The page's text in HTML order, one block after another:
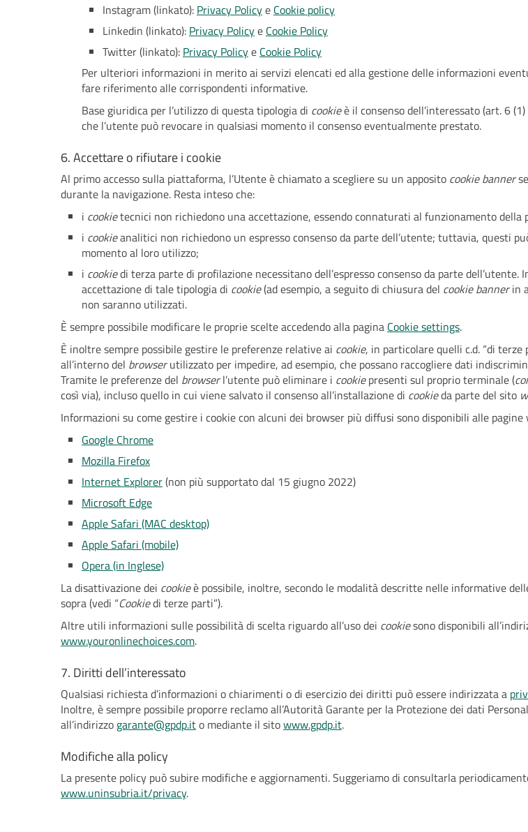
Instagram (linkato): Privacy Policye Cookie policy
Linkedin (linkato): Privacy Policye Cookie Policy
Twitter (linkato): Privacy Policye Cookie Policy
Per ulteriori informazioni in merito ai servizi elencati ed alla gestione delle informazioni
fare riferimento alle corrispondenti informative.
Base giuridica per l’utilizzo di questa tipologia di cookieè il consenso dell’interessato (art. 6
che l’utente può revocare in qualsiasi momento il consenso eventualmente prestato.
6. Accettare o rifiutare i cookie
Al primo accesso sulla piattaforma, l’Utente è chiamato a scegliere su un apposito cookie banner
durante la navigazione. Resta inteso che:
i cookietecnici non richiedono una accettazione, essendo connaturati al funzionamento della
i cookieanalitici non richiedono un espresso consenso da parte dell’utente; tuttavia, questi
momento al loro utilizzo;
i cookiedi terza parte di profilazione necessitano dell’espresso consenso da parte dell’utente.
accettazione di tale tipologia di cookie(ad esempio, a seguito di chiusura del cookie bannerin
non saranno utilizzati.
È sempre possibile modificare le proprie scelte accedendo alla pagina Cookie settings.
È inoltre sempre possibile gestire le preferenze relative ai cookie, in particolare quelli c.d. “di
all’interno del browserutilizzato per impedire, ad esempio, che possano raccogliere dati
Tramite le preferenze del browserl’utente può eliminare i cookiepresenti sul proprio terminale (
così via), incluso quello in cui viene salvato il consenso all’installazione di cookieda parte del sito
Informazioni su come gestire i cookie con alcuni dei browser più diffusi sono disponibili alle pagine
Google Chrome
Mozilla Firefox
Internet Explorer(non più supportato dal 15 giugno 2022)
Microsoft Edge
Apple Safari (MAC desktop)
Apple Safari (mobile)
Opera (in Inglese)
La disattivazione dei cookieè possibile, inoltre, secondo le modalità descritte nelle informative
sopra (vedi “Cookiedi terze parti”).
Altre utili informazioni sulle possibilità di scelta riguardo all’uso dei cookiesono disponibili
www.youronlinechoices.com.
7. Diritti dell’interessato
Qualsiasi richiesta d’informazioni o chiarimenti o di esercizio dei diritti può essere indirizzata a
Inoltre, è sempre possibile proporre reclamo all’Autorità Garante per la Protezione dei dati
all’indirizzo garante@gpdp.ito mediante il sitowww.gpdp.it.
Modifiche alla policy
La presente policy può subire modifiche e aggiornamenti. Suggeriamo di consultarla
www.uninsubria.it/privacy.